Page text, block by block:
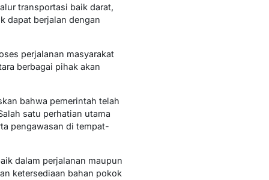
transportasi baik darat,
dapat berjalan dengan
perjalanan masyarakat
berbagai pihak akan
bahwa pemerintah telah
satu perhatian utama
pengawasan di tempat-
dalam perjalanan maupun
ketersediaan bahan pokok